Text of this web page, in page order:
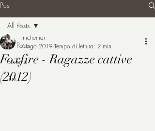
michemar
Post
All Posts
cinema
film
All Posts
Foxfire - Ragazze cattive
(2012)
michemar
4 ago 2019 Tempo di lettura: 2 min